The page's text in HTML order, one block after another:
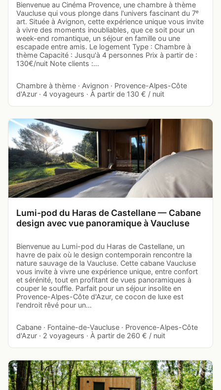
Bienvenue au Cinéma Provence, une chambre à thème
Vaucluse qui vous plonge dans l'univers fascinant du 7ᵉ
art. Située à Avignon, cette expérience unique vous invite
à vivre des moments inoubliables, que ce soit pour un
week-end romantique, un séjour en famille ou une
escapade entre amis. Le logement Type : Chambre à
thème Capacité : Jusqu'à 4 personnes Prix à partir de :
130€/nuit Note clients :…
Chambre à thème · Avignon · Provence-Alpes-Côte
d'Azur · 4 voyageurs · À partir de 130 € / nuit
Lumi-pod du Haras de Castellane — Cabane
design avec vue panoramique à Vaucluse
Bienvenue au Lumi-pod du Haras de Castellane, un
havre de paix où le design contemporain rencontre la
nature sauvage de la Vaucluse. Cette cabane Vaucluse
vous invite à vivre une expérience unique, entre confort
et sérénité, tout en profitant de vues panoramiques à
couper le souffle. Parfait pour un séjour insolite en
Provence-Alpes-Côte d'Azur, ce cocon de luxe est
l'endroit rêvé pour un…
Cabane · Fontaine-de-Vaucluse · Provence-Alpes-Côte
d'Azur · 2 voyageurs · À partir de 260 € / nuit